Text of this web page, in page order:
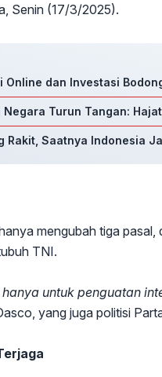
Senin (17/3/2025).
Online dan Investasi
Turun Tangan:
Rakit, Saatnya Indonesia
mengubah tiga
TNI.
untuk penguatan
yang juga politisi